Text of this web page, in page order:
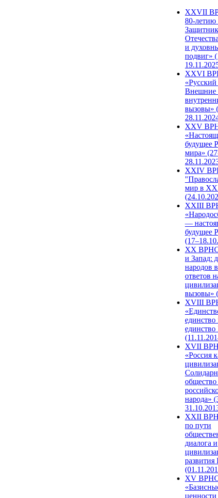
ХХVII
80-
и
подвиг»
XXVI
Внешние
вызовы»
XXV
будущее
мира»
XXIV
мир в
XXIII
—
будущее
XX ВРНС
и Запад:
народов
ответов
вызовы»
XVIII
единство
единство
XVII
«Россия
народа»
XXII
по пути
диалога и
развития
XV